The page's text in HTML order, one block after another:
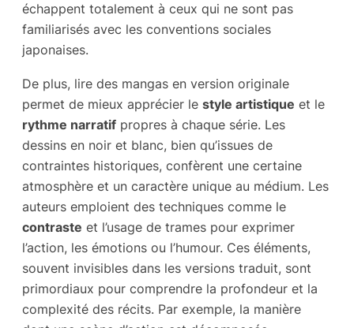
échappent totalement à ceux qui ne sont pas
familiarisés avec les conventions sociales
japonaises.
De plus, lire des mangas en version originale
permet de mieux apprécier le style artistique et le
rythme narratif propres à chaque série. Les
dessins en noir et blanc, bien qu’issues de
contraintes historiques, confèrent une certaine
atmosphère et un caractère unique au médium. Les
auteurs emploient des techniques comme le
contraste et l’usage de trames pour exprimer
l’action, les émotions ou l’humour. Ces éléments,
souvent invisibles dans les versions traduit, sont
primordiaux pour comprendre la profondeur et la
complexité des récits. Par exemple, la manière